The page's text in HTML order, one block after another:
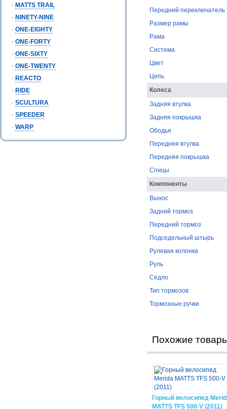
- MATTS TRAIL
- NINETY-NINE
- ONE-EIGHTY
- ONE-FORTY
- ONE-SIXTY
- ONE-TWENTY
- REACTO
- RIDE
- SCULTURA
- SPEEDER
- WARP
Передний переключатель
Размер рамы
Рама
Система
Цвет
Цепь
Колеса
Задняя втулка
Задняя покрышка
Ободья
Передняя втулка
Передняя покрышка
Спицы
Компоненты
Вынос
Задний тормоз
Передний тормоз
Подседельный штырь
Рулевая колонка
Руль
Седло
Тип тормозов
Тормозные ручки
Похожие
Горный велосипед
MATTS TFS 500-V (2011)